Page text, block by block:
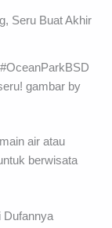
gambar by
air atau
berwisata
Dufannya